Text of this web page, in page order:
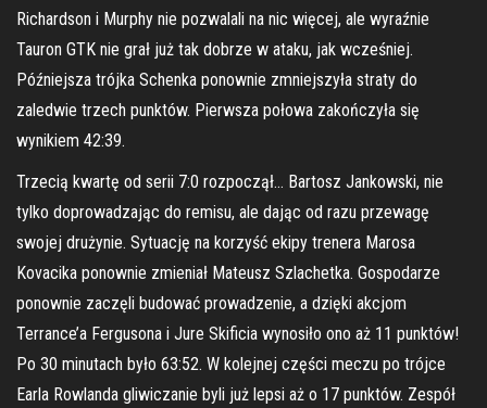
Richardson i Murphy nie pozwalali na nic więcej, ale wyraźnie
Tauron GTK nie grał już tak dobrze w ataku, jak wcześniej.
Późniejsza trójka Schenka ponownie zmniejszyła straty do
zaledwie trzech punktów. Pierwsza połowa zakończyła się
wynikiem 42:39.
Trzecią kwartę od serii 7:0 rozpoczął… Bartosz Jankowski, nie
tylko doprowadzając do remisu, ale dając od razu przewagę
swojej drużynie. Sytuację na korzyść ekipy trenera Marosa
Kovacika ponownie zmieniał Mateusz Szlachetka. Gospodarze
ponownie zaczęli budować prowadzenie, a dzięki akcjom
Terrance’a Fergusona i Jure Skificia wynosiło ono aż 11 punktów!
Po 30 minutach było 63:52. W kolejnej części meczu po trójce
Earla Rowlanda gliwiczanie byli już lepsi aż o 17 punktów. Zespół